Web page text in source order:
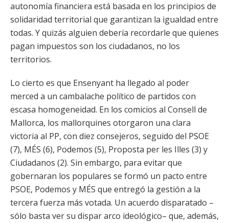
autonomía financiera está basada en los principios de
solidaridad territorial que garantizan la igualdad entre
todas. Y quizás alguien debería recordarle que quienes
pagan impuestos son los ciudadanos, no los
territorios.
Lo cierto es que Ensenyant ha llegado al poder
merced a un cambalache político de partidos con
escasa homogeneidad. En los comicios al Consell de
Mallorca, los mallorquines otorgaron una clara
victoria al PP, con diez consejeros, seguido del PSOE
(7), MÉS (6), Podemos (5), Proposta per les Illes (3) y
Ciudadanos (2). Sin embargo, para evitar que
gobernaran los populares se formó un pacto entre
PSOE, Podemos y MÉS que entregó la gestión a la
tercera fuerza más votada. Un acuerdo disparatado –
sólo basta ver su dispar arco ideológico– que, además,